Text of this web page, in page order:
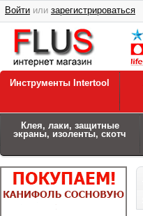
Войти или зарегистрироваться
Инструменты Intertool
Клея, лаки, защитные
экраны, изоленты, скотч